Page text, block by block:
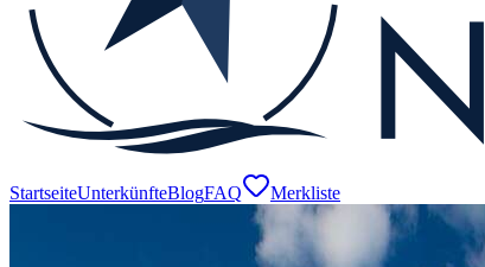
StartseiteUnterkünfteBlogFAQ Merkliste